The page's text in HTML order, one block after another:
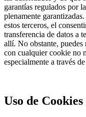
garantías regulados por
plenamente
estos terceros, el
transferencia de datos a
allí. No obstante,
con cualquier cookie no
especialmente a través
Uso de Cookies